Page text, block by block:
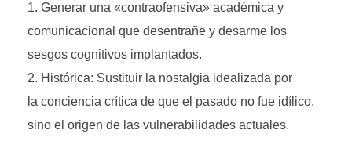
Generar una «contraofensiva» académica y
comunicacional que desentrañe y desarme los
sesgos cognitivos implantados.
Histórica: Sustituir la nostalgia idealizada por
la conciencia crítica de que el pasado no fue idílico,
sino el origen de las vulnerabilidades actuales.